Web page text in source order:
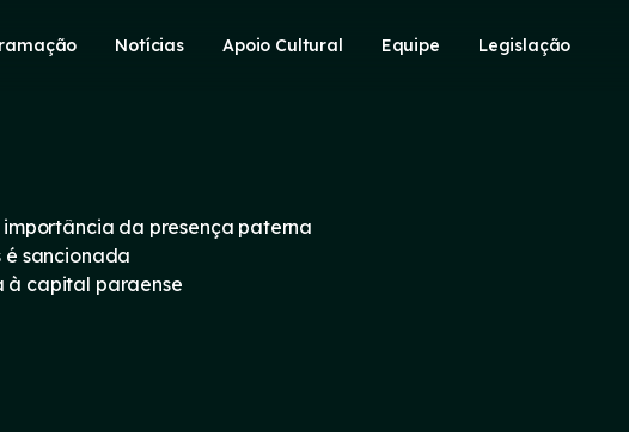
Notícias Apoio Cultural Equipe Legislação
da presença paterna
é sancionada
à capital paraense